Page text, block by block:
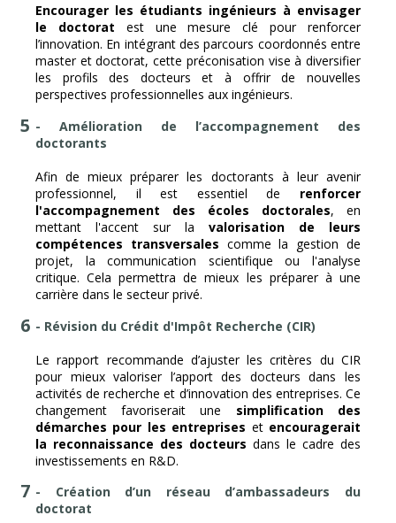
Encourager les étudiants ingénieurs à envisager
le doctorat est une mesure clé pour renforcer
l’innovation. En intégrant des parcours coordonnés entre
master et doctorat, cette préconisation vise à diversifier
les profils des docteurs et à offrir de nouvelles
perspectives professionnelles aux ingénieurs.
- Amélioration de l’accompagnement des
doctorants
Afin de mieux préparer les doctorants à leur avenir
professionnel, il est essentiel de renforcer
l'accompagnement des écoles doctorales, en
mettant l'accent sur la valorisation de leurs
compétences transversales comme la gestion de
projet, la communication scientifique ou l'analyse
critique. Cela permettra de mieux les préparer à une
carrière dans le secteur privé.
- Révision du Crédit d'Impôt Recherche (CIR)
Le rapport recommande d’ajuster les critères du CIR
pour mieux valoriser l’apport des docteurs dans les
activités de recherche et d’innovation des entreprises. Ce
changement favoriserait une simplification des
démarches pour les entreprises et encouragerait
la reconnaissance des docteurs dans le cadre des
investissements en R&D.
- Création d’un réseau d’ambassadeurs du
doctorat